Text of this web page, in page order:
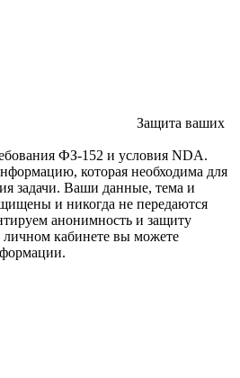
Защита ваших
ФЗ-152 и условия NDA.
которая необходима для
задачи. Ваши данные, тема и
и никогда не передаются
анонимность и защиту
кабинете вы можете